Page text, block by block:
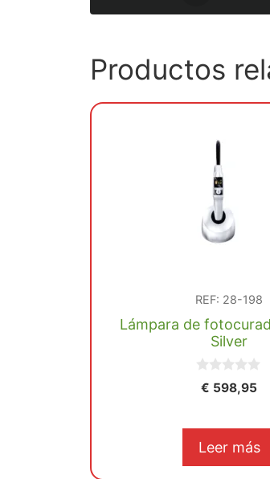
Productos
REF: 28-198
Lámpara de
Silver
€ 598,95
Leer más